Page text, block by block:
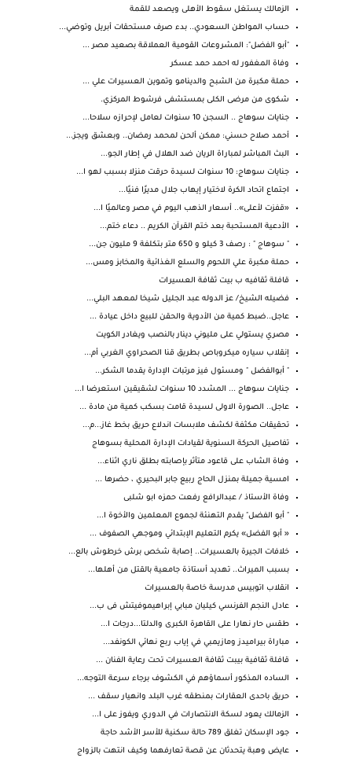
الزمالك يستغل سقوط الأهلى ويصعد للقمة
حساب المواطن السعودي.. بدء صرف مستحقات أبريل وتوضي...
"أبو الفضل": المشروعات القومية العملاقة بصعيد مصر ...
وفاة المغفور له احمد حمد عسكر
حملة مكبرة من الشبح والدينامو وتموين العسيرات علي ...
شكوى من مرضى الكلى بمستشفى فرشوط المركزي.
جنايات سوهاج .. السجن 10 سنوات لعامل لإحرازه سلاحا...
أحمد صلاح حسني: ممكن ألحن لمحمد رمضان.. وبعشق ويجز...
البث المباشر لمباراة الريان ضد الهلال في إطار الجو...
جنايات سوهاج: 10 سنوات لسيدة حرقت منزلا بسبب لهو ا...
اجتماع اتحاد الكرة لاختيار إيهاب جلال مديرًا فنيًا...
«قفزت لأعلى».. أسعار الذهب اليوم في مصر وعالميًا ا...
الأدعية المستحبة بعد ختم القرآن الكريم .. دعاء ختم...
" سوهاج " : رصف 3 كيلو و 650 متر بتكلفة 9 مليون جن...
حملة مكبرة علي اللحوم والسلع الغذائية والمخابز ومس...
قافلة ثقافيه ب بيت ثقافة العسيرات
فضيله الشيخ/ عز الدوله عبد الجليل شيخا لمعهد البلي...
عاجل..ضبط كمية من الأدوية والحقن للبيع داخل عيادة ...
مصري يستولي على مليوني دينار بالنصب ويغادر الكويت
إنقلاب سياره ميكروباص بطريق قنا الصحراوي الغربي أم...
" أبوالفضل " ومسئول فيز مرتبات الإدارة يقدما الشكر...
جنايات سوهاج ... المشدد 10 سنوات لشقيقين استعرضا ا...
عاجل.. الصورة الاولى لسيدة قامت بسكب كمية من مادة ...
تحقيقات مكثفة لكشف ملابسات اندلاع حريق بخط غاز...م...
تفاصيل الحركة السنوية لقيادات الإدارة المحلية بسوهاج
وفاة الشاب على قاعود متأثر بإصابته بطلق ناري اثناء...
امسية جميلة بمنزل الحاج ربيع جابر البحيري ، حضرها ...
وفاة الأستاذ / عبدالرافع رفعت حمزه ابو شلبى
" أبو الفضل" يقدم التهنئة لجموع المعلمين والأخوة ا...
« أبو الفضل» يكرم التعليم الإبتدائي وموجهي الصفوف ...
خلافات الجيرة بالعسيرات.. إصابة شخص برش خرطوش بالع...
بسبب الميراث.. تهديد أستاذة جامعية بالقتل من أهلها...
انقلاب اتوبيس مدرسة خاصة بالعسيرات
عادل النجم الفرنسي كيليان مبابي إبراهيموفيتش فى ب...
طقس حار نهارا على القاهرة الكبرى والدلتا...درجات ا...
مباراة بيراميدز ومازيمبي في إياب ربع نهائي الكونفد...
قافلة ثقافية بيبت ثقافة العسيرات تحت رعاية الفنان ...
الساده المذكور أسماؤهم في الكشوف برجاء سرعة التوجه...
حريق باحدى العقارات بمنطقه غرب البلد وانهيار سقف ...
الزمالك يعود لسكة الانتصارات في الدوري ويفوز على ا...
جود الإسكان تغلق 789 حالة سكنية للأسر الأشد حاجة
عايض وهبة يتحدثان عن قصة تعارفهما وكيف انتهت بالزواج